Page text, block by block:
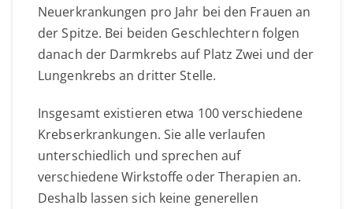
Neuerkrankungen pro Jahr bei den Frauen an
der Spitze. Bei beiden Geschlechtern folgen
danach der Darmkrebs auf Platz Zwei und der
Lungenkrebs an dritter Stelle.
Insgesamt existieren etwa 100 verschiedene
Krebserkrankungen. Sie alle verlaufen
unterschiedlich und sprechen auf
verschiedene Wirkstoffe oder Therapien an.
Deshalb lassen sich keine generellen